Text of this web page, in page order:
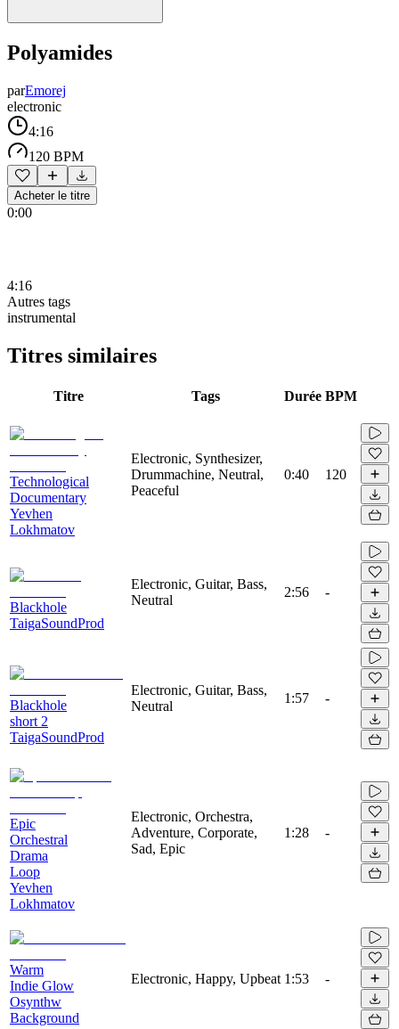
Polyamides
parEmorej
electronic
4:16
120 BPM
Acheter le titre
0:00
4:16
Autres tags
instrumental
Titres similaires
Titre Tags Durée BPM
Technological
Documentary
Yevhen
Lokhmatov
Electronic, Synthesizer,
Drummachine, Neutral,
Peaceful
0:40 120
Blackhole
TaigaSoundProd
Electronic, Guitar, Bass,
Neutral
2:56 -
Blackhole
short 2
TaigaSoundProd
Electronic, Guitar, Bass,
Neutral
1:57 -
Epic
Orchestral
Drama
Loop
Yevhen
Lokhmatov
Electronic, Orchestra,
Adventure, Corporate,
Sad, Epic
1:28 -
Warm
Indie Glow
Osynthw
Background
Electronic, Happy, Upbeat 1:53 -